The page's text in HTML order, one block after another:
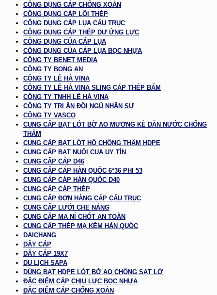
CÔNG DỤNG CÁP CHỐNG XOẮN
CÔNG DỤNG CÁP LÕI THÉP
CÔNG DỤNG CÁP LỤA CẨU TRỤC
CÔNG DỤNG CÁP THÉP DỰ ỨNG LỰC
CÔNG DỤNG CỦA CÁP LỤA
CÔNG DỤNG CỦA CÁP LỤA BỌC NHỰA
CÔNG TY BENET MEDIA
CÔNG TY BONG AN
CÔNG TY LÊ HÀ VINA
CÔNG TY LÊ HÀ VINA SLING CÁP THÉP BẤM
CÔNG TY TNHH LÊ HÀ VINA
CÔNG TY TRI ÂN ĐỘI NGŨ NHÂN SỰ
CÔNG TY VASCO
CUNG CẤP BẠT LÓT BỜ AO MƯƠNG KÈ DẪN NƯỚC CHỐNG
THẤM
CUNG CẤP BẠT LÓT HỒ CHỐNG THẤM HDPE
CUNG CẤP BẠT NUÔI CUA UY TÍN
CUNG CẤP CÁP D46
CUNG CẤP CÁP HÀN QUỐC 6*36 PHI 53
CUNG CẤP CÁP HÀN QUỐC D40
CUNG CẤP CÁP THÉP
CUNG CẤP ĐƠN HÀNG CÁP CẨU TRỤC
CUNG CẤP LƯỚI CHE NẮNG
CUNG CẤP MA NÍ CHỐT AN TOÀN
CUNG CẤP THÉP MẠ KẼM HÀN QUỐC
DAICHANG
DÂY CÁP
DÂY CÁP 19X7
DU LỊCH SAPA
DÙNG BẠT HDPE LÓT BỜ AO CHỐNG SẠT LỞ
ĐẶC ĐIỂM CÁP CHỊU LỰC BỌC NHỰA
ĐẶC ĐIỂM CÁP CHỐNG XOẮN